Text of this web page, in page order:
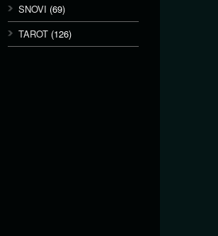
SNOVI (69)
TAROT (126)